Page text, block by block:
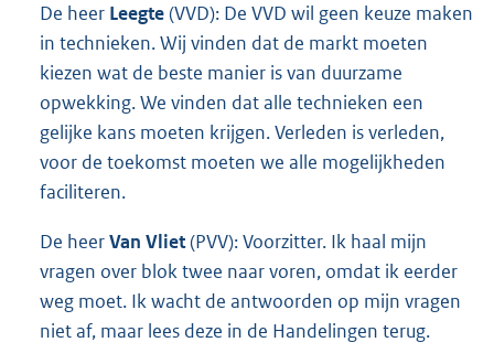
De heer Leegte(VVD): De VVD wil geen keuze maken
in technieken. Wij vinden dat de markt moeten
kiezen wat de beste manier is van duurzame
opwekking. We vinden dat alle technieken een
gelijke kans moeten krijgen. Verleden is verleden,
voor de toekomst moeten we alle mogelijkheden
faciliteren.
De heerVan Vliet(PVV): Voorzitter. Ik haal mijn
vragen over blok twee naar voren, omdat ik eerder
weg moet. Ik wacht de antwoorden op mijn vragen
niet af, maar lees deze in de Handelingen terug.